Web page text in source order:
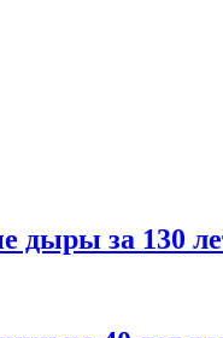
дыры за 130